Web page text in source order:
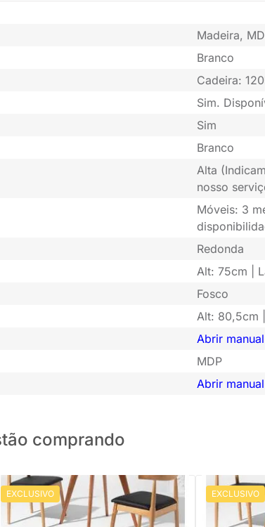
Madeira,
Branco
Cadeira:
Sim.
Sim
Branco
Alta
nosso
Móveis: 3
Redonda
Alt: 75cm |
Fosco
Alt: 80,5cm
Abrir manual
MDP
Abrir manual
comprando
EXCLUSIVO
Conjunto Mesa de Jantar Square
Redonda Branco - 88cm + 02 Cadeira
EXCLUSIVO
Conjunto
Redonda